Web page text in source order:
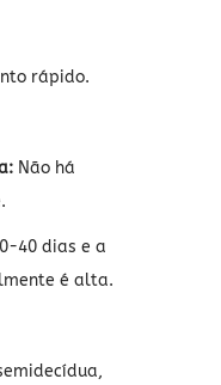
rápido.
Não há
40 dias e a
é alta.